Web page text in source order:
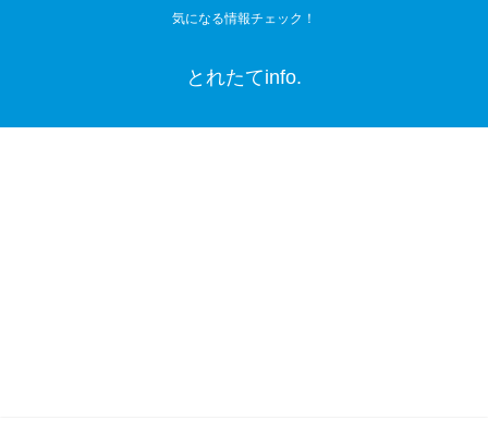
気になる情報チェック！
とれたてinfo.